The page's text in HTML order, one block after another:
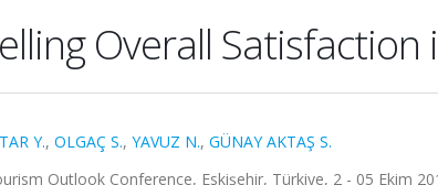
Overall
Y., OLGAÇ S., YAVUZ N., GÜNAY AKTAŞ S.
Outlook Conference, Eskişehir, Türkiye, 2 - 05 Ekim